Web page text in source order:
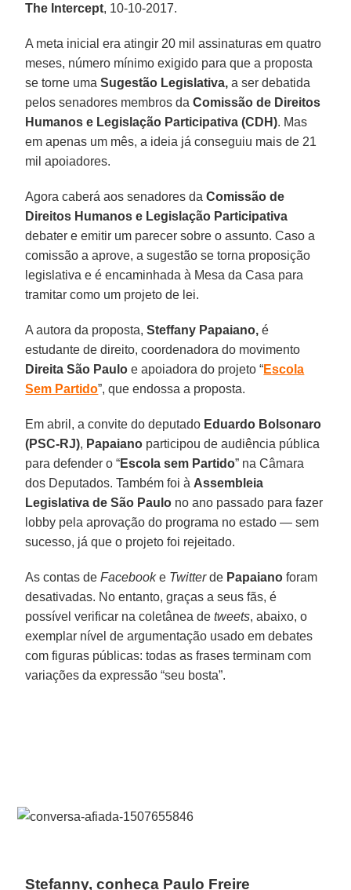
The Intercept, 10-10-2017.
A meta inicial era atingir 20 mil assinaturas em quatro
meses, número mínimo exigido para que a proposta
se torne umaSugestão Legislativa, a ser debatida
pelos senadores membros daComissão de Direitos
Humanos e Legislação Participativa (CDH). Mas
em apenas um mês, a ideia já conseguiu mais de 21
mil apoiadores.
Agora caberá aos senadores daComissão de
Direitos Humanos e Legislação Participativa
debater e emitir um parecer sobre o assunto. Caso a
comissão a aprove, a sugestão se torna proposição
legislativa e é encaminhada à Mesa da Casa para
tramitar como um projeto de lei.
A autora da proposta,Steffany Papaiano, é
estudante de direito, coordenadora do movimento
Direita São Paulo e apoiadora do projeto “Escola
Sem Partido”, que endossa a proposta.
Em abril, a convite do deputado Eduardo Bolsonaro
(PSC-RJ), Papaiano participou de audiência pública
para defender o “Escola sem Partido” na Câmara
dos Deputados. Também foi à Assembleia
Legislativa de São Paulo no ano passado para fazer
lobby pela aprovação do programa no estado — sem
sucesso, já que o projeto foi rejeitado.
As contas deFacebooke Twitterde Papaiano foram
desativadas. No entanto, graças a seus fãs, é
possível verificar na coletânea detweets, abaixo, o
exemplar nível de argumentação usado em debates
com figuras públicas: todas as frases terminam com
variações da expressão “seu bosta”.
Stefanny, conheça Paulo Freire